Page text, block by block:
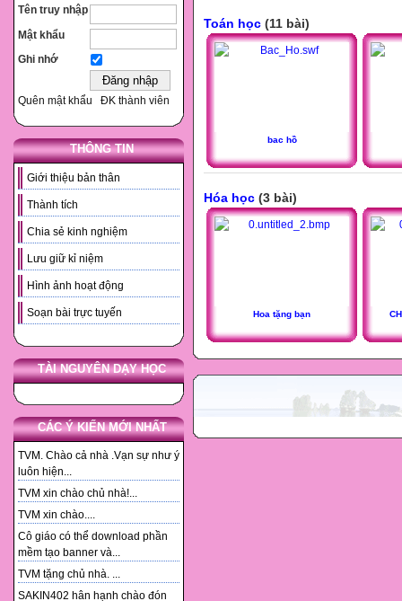
Tên truy nhập
Mật khẩu
Ghi nhớ
Quên mật khẩu ĐK thành viên
THÔNG TIN
Giới thiệu bản thân
Thành tích
Chia sẻ kinh nghiệm
Lưu giữ kỉ niệm
Hình ảnh hoạt động
Soạn bài trực tuyến
TÀI NGUYÊN DẠY HỌC
CÁC Ý KIẾN MỚI NHẤT
TVM. Chào cả nhà .Vạn sự như ý
luôn hiện...
TVM xin chào chủ nhà!...
TVM xin chào....
Cô giáo có thể download phần
mềm tạo banner và...
TVM tặng chủ nhà. ...
SAKIN402 hân hạnh chào đón
Toán học (11 bài)
bac hồ
Hóa học (3 bài)
Hoa tặng bạn